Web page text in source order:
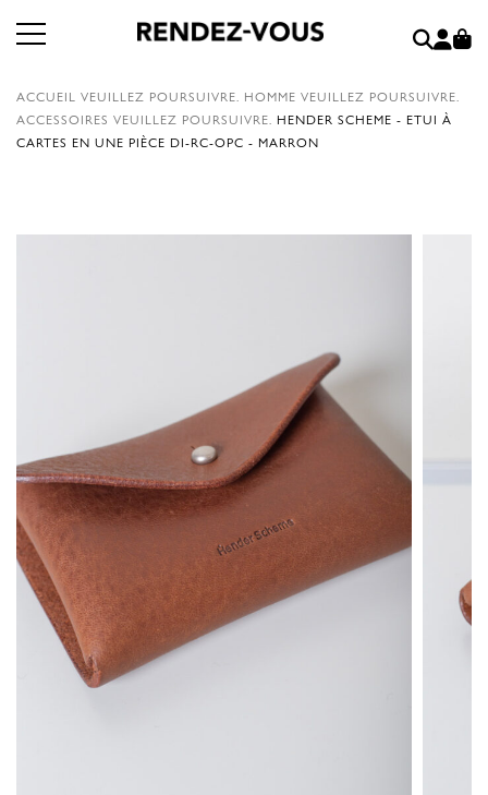
ACCUEIL VEUILLEZ POURSUIVRE. HOMME VEUILLEZ POURSUIVRE.
ACCESSOIRES VEUILLEZ POURSUIVRE. HENDER SCHEME - ETUI À
CARTES EN UNE PIÈCE DI-RC-OPC - MARRON